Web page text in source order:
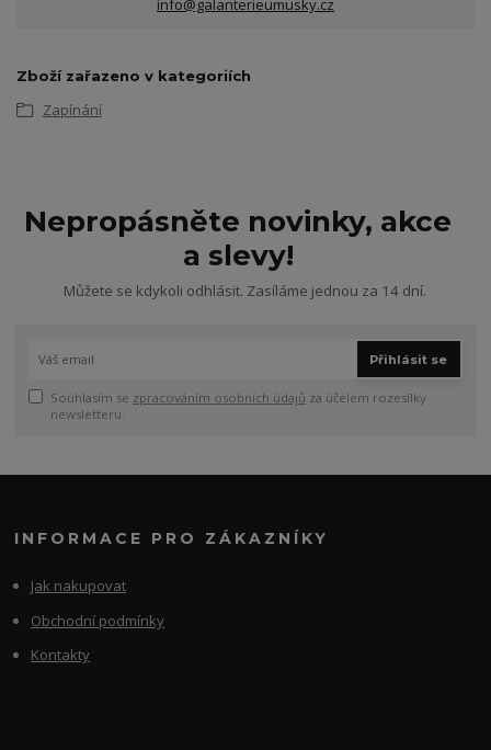
info@galanterieumusky.cz
Zboží zařazeno v kategoriích
Zapínání
Nepropásněte novinky, akce
a slevy!
Můžete se kdykoli odhlásit. Zasíláme jednou za 14 dní.
Přihlásit se
Souhlasím se zpracováním osobních údajů za účelem rozesílky
newsletteru.
INFORMACE PRO ZÁKAZNÍKY
Jak nakupovat
Obchodní podmínky
Kontakty